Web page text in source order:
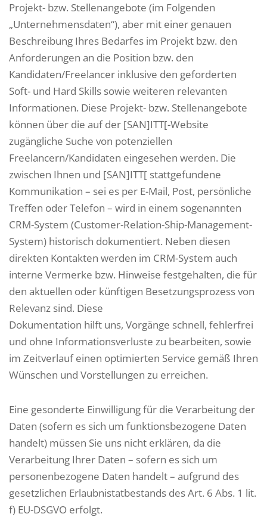
Projekt- bzw. Stellenangebote (im Folgenden
„Unternehmensdaten“), aber mit einer genauen
Beschreibung Ihres Bedarfes im Projekt bzw. den
Anforderungen an die Position bzw. den
Kandidaten/Freelancer inklusive den geforderten
Soft- und Hard Skills sowie weiteren relevanten
Informationen. Diese Projekt- bzw. Stellenangebote
können über die auf der [SAN]ITT[-Website
zugängliche Suche von potenziellen
Freelancern/Kandidaten eingesehen werden. Die
zwischen Ihnen und [SAN]ITT[ stattgefundene
Kommunikation – sei es per E-Mail, Post, persönliche
Treffen oder Telefon – wird in einem sogenannten
CRM-System (Customer-Relation-Ship-Management-
System) historisch dokumentiert. Neben diesen
direkten Kontakten werden im CRM-System auch
interne Vermerke bzw. Hinweise festgehalten, die für
den aktuellen oder künftigen Besetzungsprozess von
Relevanz sind. Diese
Dokumentation hilft uns, Vorgänge schnell, fehlerfrei
und ohne Informationsverluste zu bearbeiten, sowie
im Zeitverlauf einen optimierten Service gemäß Ihren
Wünschen und Vorstellungen zu erreichen.
Eine gesonderte Einwilligung für die Verarbeitung der
Daten (sofern es sich um funktionsbezogene Daten
handelt) müssen Sie uns nicht erklären, da die
Verarbeitung Ihrer Daten – sofern es sich um
personenbezogene Daten handelt – aufgrund des
gesetzlichen Erlaubnistatbestands des Art. 6 Abs. 1 lit.
f) EU-DSGVO erfolgt.